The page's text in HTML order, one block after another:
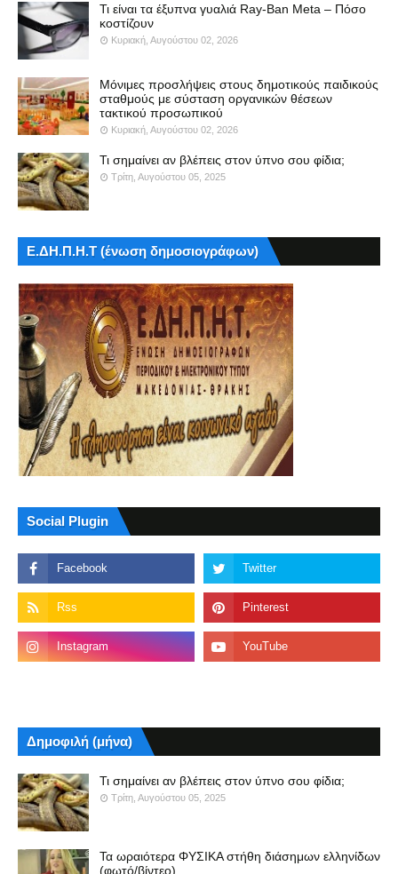
Τι είναι τα έξυπνα γυαλιά Ray-Ban Meta – Πόσο
κοστίζουν
Κυριακή, Αυγούστου 02, 2026
Μόνιμες προσλήψεις στους δημοτικούς παιδικούς
σταθμούς με σύσταση οργανικών θέσεων
τακτικού προσωπικού
Κυριακή, Αυγούστου 02, 2026
Τι σημαίνει αν βλέπεις στον ύπνο σου φίδια;
Τρίτη, Αυγούστου 05, 2025
Ε.ΔΗ.Π.Η.Τ (ένωση δημοσιογράφων)
Social Plugin
Δημοφιλή (μήνα)
Τι σημαίνει αν βλέπεις στον ύπνο σου φίδια;
Τρίτη, Αυγούστου 05, 2025
Τα ωραιότερα ΦΥΣΙΚΑ στήθη διάσημων ελληνίδων
(φωτό/βίντεο)